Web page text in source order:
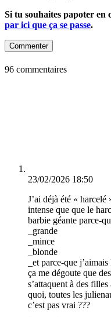
Si tu souhaites papoter en
par ici que ça se passe.
Commenter
96 commentaires
23/02/2026 18:50
J’ai déjà été «
intense que que le
barbie géante parce-
_grande
_mince
_blonde
_et parce-que
ça me dégoute que
s’attaquent à des
quoi, toutes les
c’est pas vrai ???